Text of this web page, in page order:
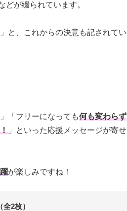
どが綴られています。
」と、これからの決意も記されてい
」「フリーになっても何も変わらず
」といった応援メッセージが寄せ
が楽しみですね！
2枚）